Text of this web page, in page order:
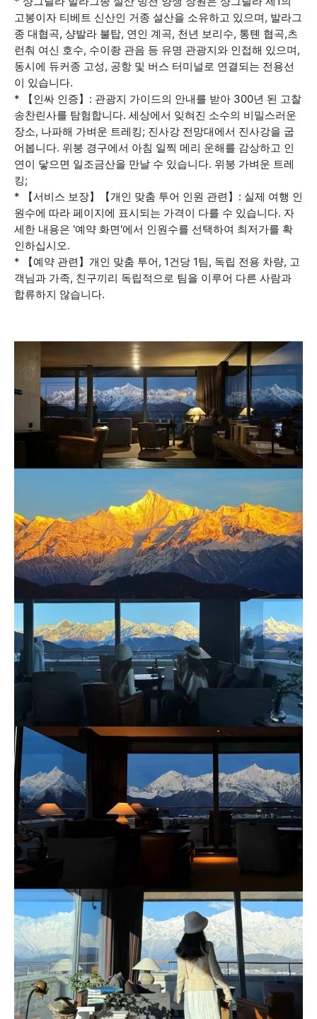
고봉이자 티베트 신산인 거종 설산을 소유하고 있으며, 발라그
종 대협곡, 샹발라 불탑, 연인 계곡, 천년 보리수, 통톈 협곡,츠
런춰 여신 호수, 수이좡 관음 등 유명 관광지와 인접해 있으며,
동시에 듀커종 고성, 공항 및 버스 터미널로 연결되는 전용선
이 있습니다.
* 【인싸 인증】: 관광지 가이드의 안내를 받아 300년 된 고찰
송찬린사를 탐험합니다. 세상에서 잊혀진 소수의 비밀스러운
장소, 나파해 가벼운 트레킹; 진사강 전망대에서 진사강을 굽
어봅니다. 위붕 경구에서 아침 일찍 메리 운해를 감상하고 인
연이 닿으면 일조금산을 만날 수 있습니다. 위붕 가벼운 트레
킹;
* 【서비스 보장】【개인 맞춤 투어 인원 관련】: 실제 여행 인
원수에 따라 페이지에 표시되는 가격이 다를 수 있습니다. 자
세한 내용은 '예약 화면'에서 인원수를 선택하여 최저가를 확
인하십시오.
* 【예약 관련】개인 맞춤 투어, 1건당 1팀, 독립 전용 차량, 고
객님과 가족, 친구끼리 독립적으로 팀을 이루어 다른 사람과
합류하지 않습니다.